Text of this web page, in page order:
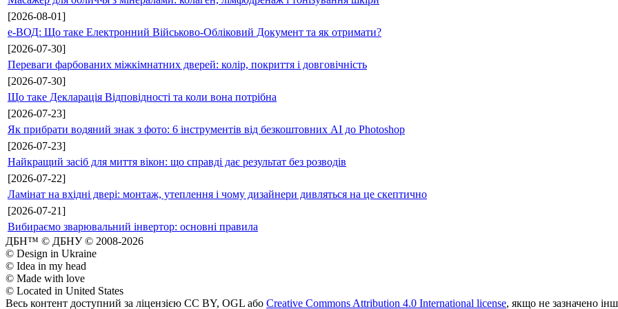
[2026-08-01]
е-ВОД: Що таке Електронний Військово-Обліковий Документ та як отримати?
[2026-07-30]
Переваги фарбованих міжкімнатних дверей: колір, покриття і довговічність
[2026-07-30]
Що таке Декларація Відповідності та коли вона потрібна
[2026-07-23]
Як прибрати водяний знак з фото: 6 інструментів від безкоштовних AI до Photoshop
[2026-07-23]
Найкращий засіб для миття вікон: що справді дає результат без розводів
[2026-07-22]
Ламінат на вхідні двері: монтаж, утеплення і чому дизайнери дивляться на це скептично
[2026-07-21]
Вибираємо зварювальний інвертор: основні правила
ДБН™ © ДБНУ © 2008-2026
© Design in Ukraine
© Idea in my head
© Made with love
© Located in United States
Весь контент доступний за ліцензією CC BY, OGL або Creative Commons Attribution 4.0 International license, якщо не зазначено